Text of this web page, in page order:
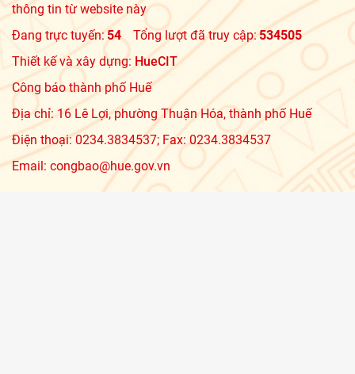
thông tin từ website này
Đang trực tuyến:54 Tổng lượt đã truy cập:534505
Thiết kế và xây dựng: HueCIT
Công báo thành phố Huế
Địa chỉ: 16 Lê Lợi, phường Thuận Hóa, thành phố Huế
Điện thoại: 0234.3834537; Fax: 0234.3834537
Email: congbao@hue.gov.vn